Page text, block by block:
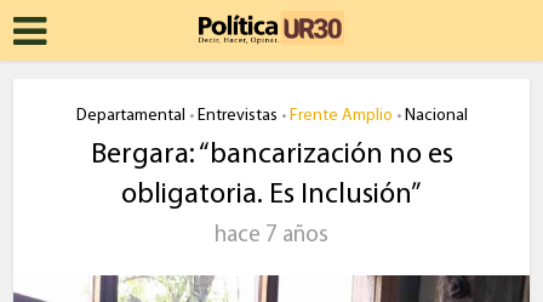
Departamental • Entrevistas • Frente Amplio • Nacional
Bergara: “bancarización no es
obligatoria. Es Inclusión”
hace 7 años